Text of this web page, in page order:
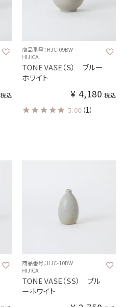
税込
商品番号：HJC-09BW
HIJICA
TONE VASE（S） ブルー
ホワイト
¥ 4,180 税込
5.00 （1）
商品番号：HJC-10BW
HIJICA
TONE VASE（SS） ブル
ーホワイト